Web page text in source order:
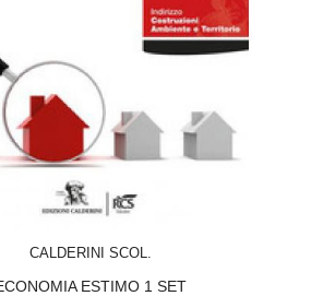
CALDERINI SCOL.
ESTIMO 1 SET